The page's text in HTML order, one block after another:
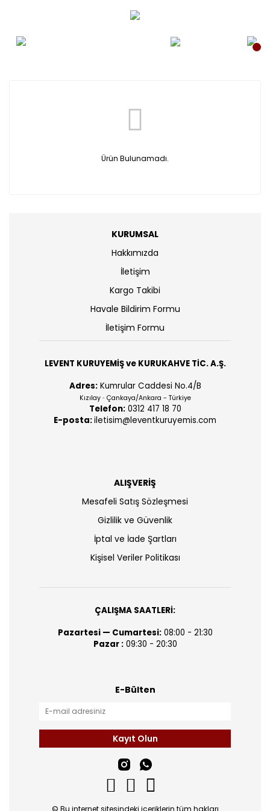
Ürün Bulunamadı.
KURUMSAL
Hakkımızda
İletişim
Kargo Takibi
Havale Bildirim Formu
İletişim Formu
LEVENT KURUYEMİŞ ve KURUKAHVE TİC. A.Ş.
Adres:Kumrular Caddesi No.4/B
Kızılay - Çankaya/Ankara - Türkiye
Telefon:0312 417 18 70
E-posta:iletisim@leventkuruyemis.com
ALIŞVERİŞ
Mesafeli Satış Sözleşmesi
Gizlilik ve Güvenlik
İptal ve İade Şartları
Kişisel Veriler Politikası
ÇALIŞMA SAATLERİ:
Pazartesi — Cumartesi:08:00 - 21:30
Pazar :09:30 - 20:30
E-Bülten
Kayıt Olun
© Bu internet sitesindeki içeriklerin tüm hakları